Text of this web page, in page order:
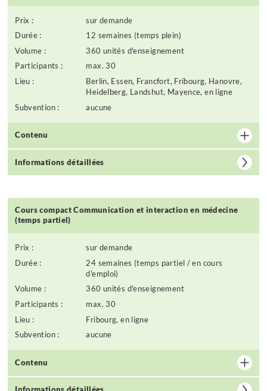
Prix :
sur demande
Durée :
12 semaines (temps plein)
Volume :
360 unités d'enseignement
Participants :
max. 30
Lieu :
Berlin, Essen, Francfort, Fribourg, Hanovre,
Heidelberg, Landshut, Mayence, en ligne
Subvention :
aucune
Contenu
Informations détaillées
Cours compact Communication et interaction en médecine
(temps partiel)
Prix :
sur demande
Durée :
24 semaines (temps partiel / en cours
d'emploi)
Volume :
360 unités d'enseignement
Participants :
max. 30
Lieu :
Fribourg, en ligne
Subvention :
aucune
Contenu